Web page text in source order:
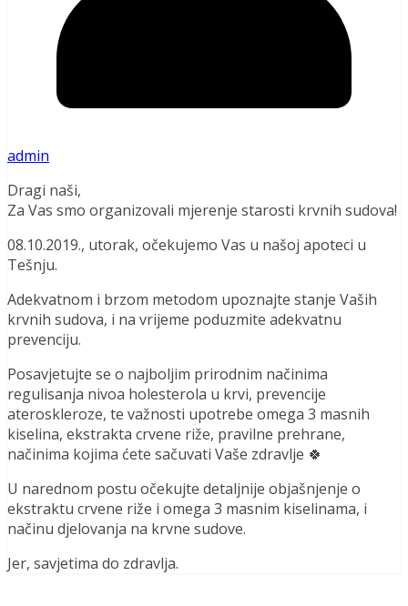
admin
Dragi naši,
Za Vas smo organizovali mjerenje starosti krvnih sudova!
08.10.2019., utorak, očekujemo Vas u našoj apoteci u
Tešnju.
Adekvatnom i brzom metodom upoznajte stanje Vaših
krvnih sudova, i na vrijeme poduzmite adekvatnu
prevenciju.
Posavjetujte se o najboljim prirodnim načinima
regulisanja nivoa holesterola u krvi, prevencije
ateroskleroze, te važnosti upotrebe omega 3 masnih
kiselina, ekstrakta crvene riže, pravilne prehrane,
načinima kojima ćete sačuvati Vaše zdravlje 🍀
U narednom postu očekujte detaljnije objašnjenje o
ekstraktu crvene riže i omega 3 masnim kiselinama, i
načinu djelovanja na krvne sudove.
Jer, savjetima do zdravlja.